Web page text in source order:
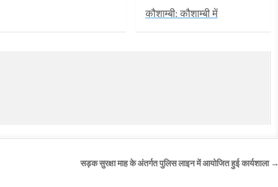
कौशाम्बी: कौशाम्बी में
सड़क सुरक्षा माह के अंतर्गत पुलिस लाइन में आयोजित हुई कार्यशाला →